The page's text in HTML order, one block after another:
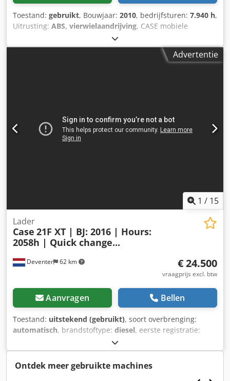
Toestand: gebruikt, Bouwjaar: 2010, bedrijfsturen: 7.940 h,
Uitrusting: ABS, vierwielaandrijving, CASE mobiele
graafmachine Type: WX165 (hydraulische graafmachine)
Typegoedkeuringsnummer: N211 Motorfabrikant: Case
Motorvermogen: 105 kW Bedrijfstijden: 7940 uur
onze partners. Alle gegevens onder voorbehoud. Fouten en
tussenverkoop voorbehouden.
Advertentie
1 / 15
Deventer 62 km
Lader
Case 21F XT | BJ: 2016 | Hours:
2058h | Quick change...
€ 24.500
vraagprijs excl. btw
Aanvragen Bellen
Toestand: uitstekend (gebruikt), soort overbrenging:
automatisch, brandstoftype: diesel, eerste registratie:
, bedrijfsturen:
cabine, = Verdere opties en accessoires = - Afgesloten
cabine - Radio/cd-speler = Opmerkingen = CASE 21F XT
wiellader, bouwjaar 2016, met slechts 2.058 draaiuren.
Ontdek meer gebruikte machines